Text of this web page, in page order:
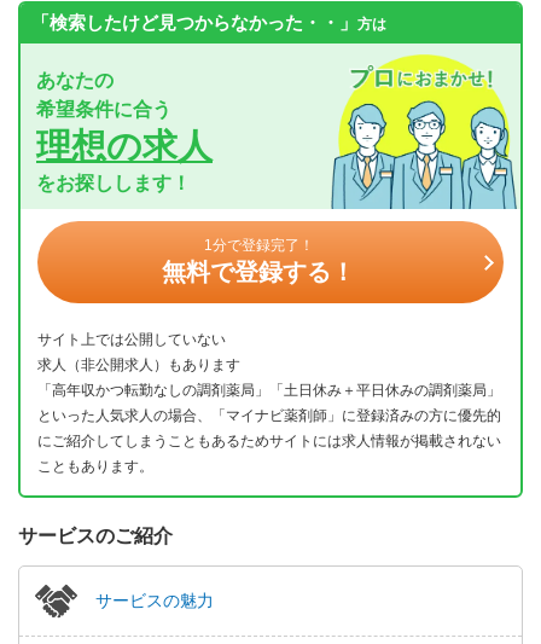
「検索したけど見つからなかった・・」 方は
あなたの
希望条件に合う
理想の求人
をお探しします！
1分で登録完了！
無料で登録する！
サイト上では公開していない
求人（非公開求人）もあります
「高年収かつ転勤なしの調剤薬局」「土日休み＋平日休みの調剤薬局」
といった人気求人の場合、「マイナビ薬剤師」に登録済みの方に優先的
にご紹介してしまうこともあるためサイトには求人情報が掲載されない
こともあります。
サービスのご紹介
サービスの魅力